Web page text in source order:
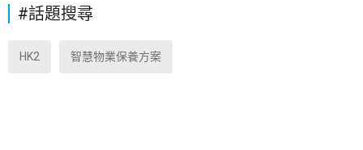
#話題搜尋
HK2 智慧物業保養方案